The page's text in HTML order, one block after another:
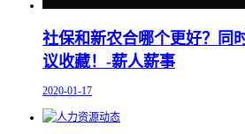
社保和新农合哪个更好？同
议收藏！-薪人薪事
2020-01-17